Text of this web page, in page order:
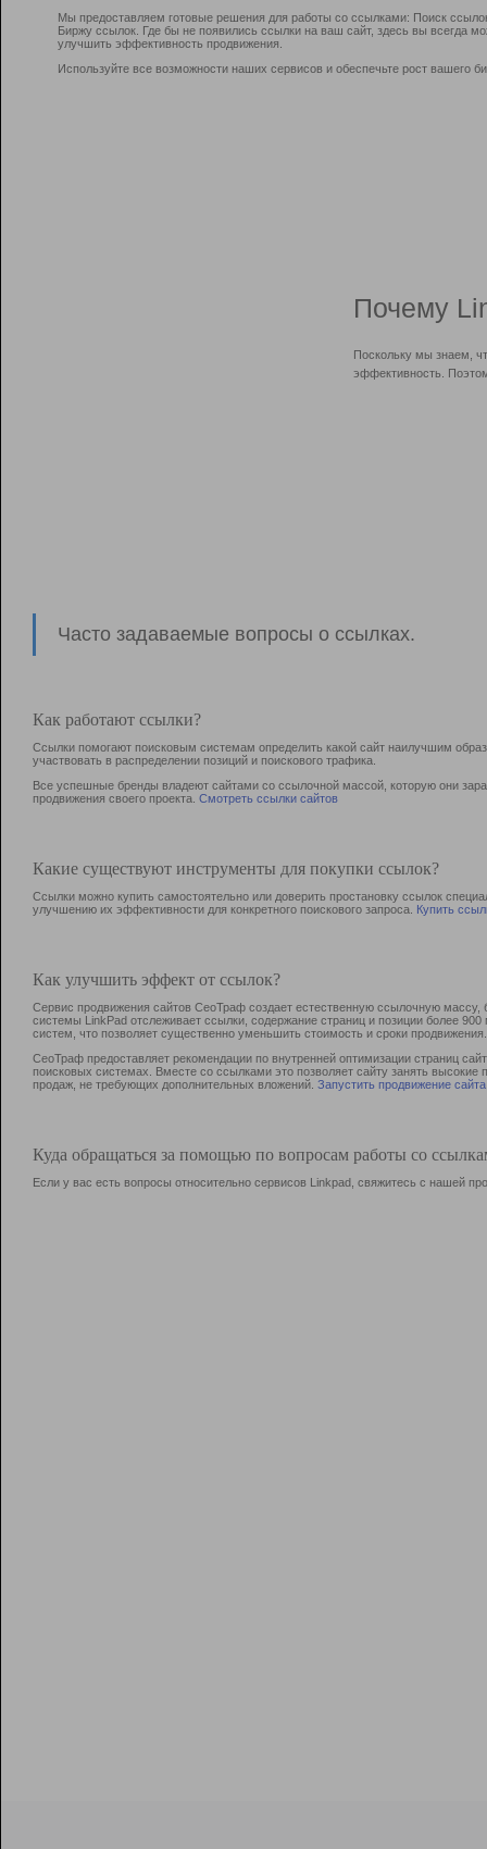
Мы предоставляем готовые решения для работы со ссылками: Поиск
Биржу ссылок. Где бы не появились ссылки на ваш сайт, здесь вы всегда
улучшить эффективность продвижения.
Используйте все возможности наших сервисов и обеспечьте рост вашего
Почему
Поскольку мы знаем,
эффективность.
Часто задаваемые вопросы о ссылках.
Как работают ссылки?
Ссылки помогают поисковым системам определить какой сайт наилучшим
участвовать в раcпределении позиций и поискового трафика.
Все успешные бренды владеют сайтами со ссылочной массой, которую они
продвижения своего проекта. Смотреть ссылки сайтов
Какие существуют инструменты для покупки ссылок?
Ссылки можно купить самостоятельно или доверить простановку ссылок
улучшению их эффективности для конкретного поискового запроса. Купить
Как улучшить эффект от ссылок?
Сервис продвижения сайтов СеоТраф создает естественную ссылочную
системы LinkPad отслеживает ссылки, содержание страниц и позиции более
систем, что позволяет существенно уменьшить стоимость и сроки продвижения.
СеоТраф предоставляет рекомендации по внутренней оптимизации страниц
поисковых системах. Вместе со ссылками это позволяет сайту занять
продаж, не требующих дополнительных вложений. Запустить продвижение сайта
Куда обращаться за помощью по вопросам работы со
Если у вас есть вопросы относительно сервисов Linkpad, свяжитесь с нашей